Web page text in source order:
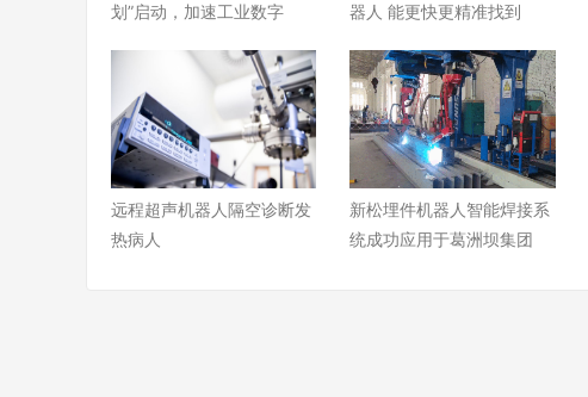
划”启动，加速工业数字
器人 能更快更精准找到
远程超声机器人隔空诊断发
热病人
新松埋件机器人智能焊接系
统成功应用于葛洲坝集团